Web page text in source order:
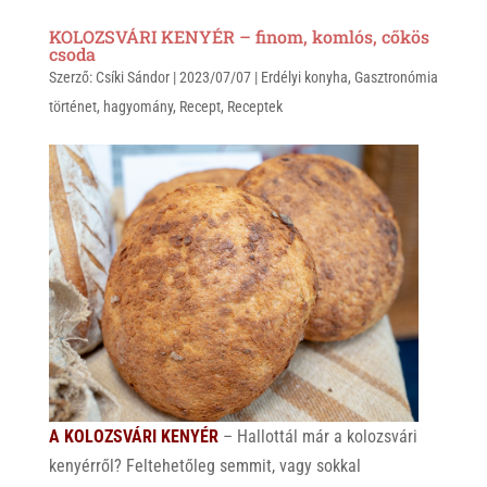
KOLOZSVÁRI KENYÉR – finom, komlós, cőkös
csoda
Szerző: Csíki Sándor|2023/07/07| Erdélyi konyha, Gasztronómia
történet, hagyomány, Recept, Receptek
A KOLOZSVÁRI KENYÉR– Hallottál már a kolozsvári
kenyérről? Feltehetőleg semmit, vagy sokkal